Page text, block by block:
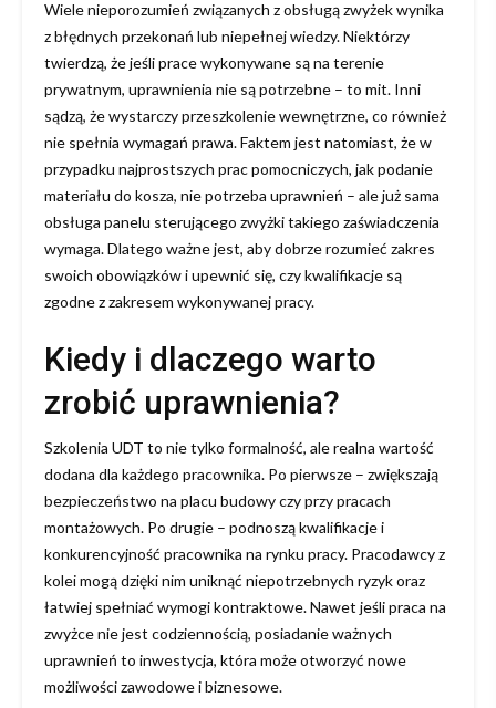
Wiele nieporozumień związanych z obsługą zwyżek wynika
z błędnych przekonań lub niepełnej wiedzy. Niektórzy
twierdzą, że jeśli prace wykonywane są na terenie
prywatnym, uprawnienia nie są potrzebne – to mit. Inni
sądzą, że wystarczy przeszkolenie wewnętrzne, co również
nie spełnia wymagań prawa. Faktem jest natomiast, że w
przypadku najprostszych prac pomocniczych, jak podanie
materiału do kosza, nie potrzeba uprawnień – ale już sama
obsługa panelu sterującego zwyżki takiego zaświadczenia
wymaga. Dlatego ważne jest, aby dobrze rozumieć zakres
swoich obowiązków i upewnić się, czy kwalifikacje są
zgodne z zakresem wykonywanej pracy.
Kiedy i dlaczego warto
zrobić uprawnienia?
Szkolenia UDT to nie tylko formalność, ale realna wartość
dodana dla każdego pracownika. Po pierwsze – zwiększają
bezpieczeństwo na placu budowy czy przy pracach
montażowych. Po drugie – podnoszą kwalifikacje i
konkurencyjność pracownika na rynku pracy. Pracodawcy z
kolei mogą dzięki nim uniknąć niepotrzebnych ryzyk oraz
łatwiej spełniać wymogi kontraktowe. Nawet jeśli praca na
zwyżce nie jest codziennością, posiadanie ważnych
uprawnień to inwestycja, która może otworzyć nowe
możliwości zawodowe i biznesowe.